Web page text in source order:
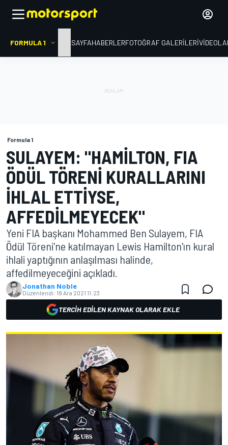
FORMULA 1 ANA SAYFAHABERLERFOTOĞRAF GALERILERI
Formula 1
SULAYEM: "HAMILTON, FIA
ÖDÜL TÖRENI KURALLARINI
IHLAL ETTIYSE,
AFFEDILMEYECEK"
Yeni FIA başkanı Mohammed Ben Sulayem, FIA
Ödül Töreni'ne katılmayan Lewis Hamilton'ın kural
ihlali yaptığının anlaşılması halinde,
affedilmeyeceğini açıkladı.
Jonathan Noble
Düzenlendi: 18 Ara 2021 11:23
TERCIH EDILEN KAYNAK OLARAK EKLE